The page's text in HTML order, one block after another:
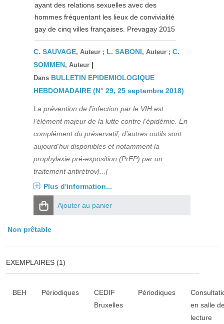
ayant des relations sexuelles avec des
hommes fréquentant les lieux de convivialité
gay de cinq villes françaises. Prevagay 2015
C. SAUVAGE, Auteur ; L. SABONI, Auteur ;C.
SOMMEN, Auteur |
Dans BULLETIN EPIDEMIOLOGIQUE
HEBDOMADAIRE (N° 29, 25 septembre 2018)
La prévention de l’infection par le VIH est
l’élément majeur de la lutte contre l’épidémie. En
complément du préservatif, d’autres outils sont
aujourd’hui disponibles et notamment la
prophylaxie pré-exposition (PrEP) par un
traitement antirétrov[...]
Plus d'information...
Ajouter au panier
Non prêtable
EXEMPLAIRES (1)
BEH
Périodiques
CEDIF
Bruxelles
Périodiques
en salle
lecture